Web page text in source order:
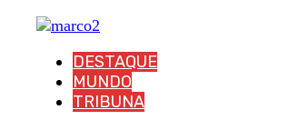
DESTAQUE
MUNDO
TRIBUNA